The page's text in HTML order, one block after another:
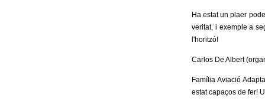
Ha estat un plaer
veritat, i exemple a
l'horitzó!
Carlos De Albert
Família Aviació
estat capaços de fer!